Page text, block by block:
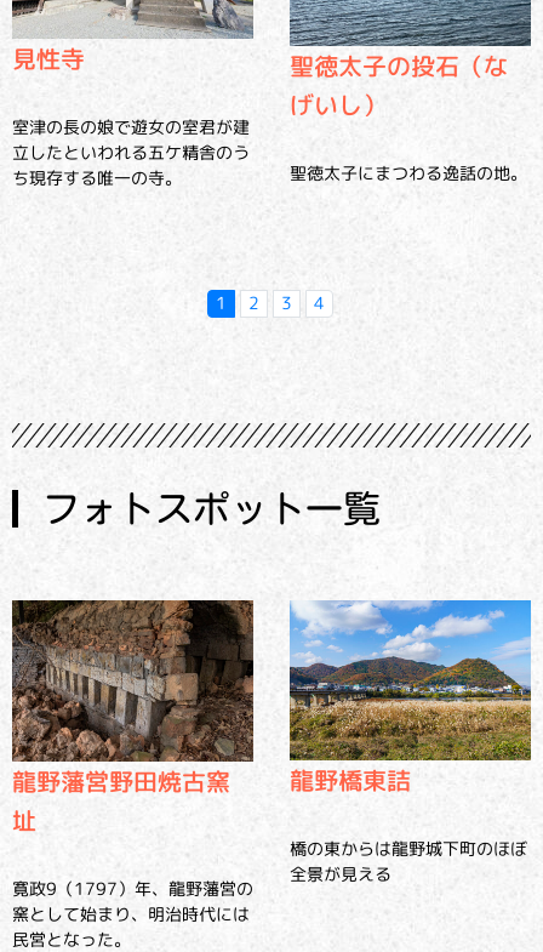
見性寺
室津の長の娘で遊女の室君が建
立したといわれる五ケ精舎のう
ち現存する唯一の寺。
聖徳太子の投石（な
げいし）
聖徳太子にまつわる逸話の地。
1 2 3 4
フォトスポット一覧
龍野藩営野田焼古窯
址
寛政9（1797）年、龍野藩営の
窯として始まり、明治時代には
民営となった。
龍野橋東詰
橋の東からは龍野城下町のほぼ
全景が見える